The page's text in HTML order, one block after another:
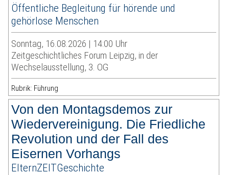
Öffentliche Begleitung für hörende und
gehörlose Menschen
Sonntag, 16.08.2026 | 14:00 Uhr
Zeitgeschichtliches Forum Leipzig, in der
Wechselausstellung, 3. OG
Rubrik: Führung
Von den Montagsdemos zur
Wiedervereinigung. Die Friedliche
Revolution und der Fall des
Eisernen Vorhangs
ElternZEITGeschichte